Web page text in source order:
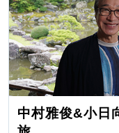
中村雅俊&小日